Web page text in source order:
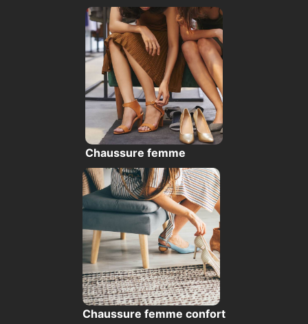
Chaussure femme
Chaussure femme confort